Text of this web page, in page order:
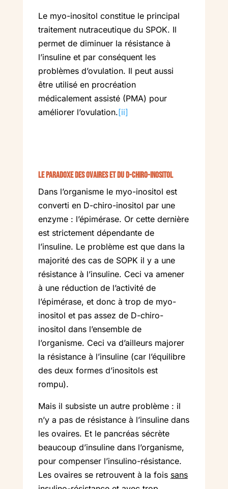
Le myo-inositol constitue le principal
traitement nutraceutique du SPOK. Il
permet de diminuer la résistance à
l’insuline et par conséquent les
problèmes d’ovulation. Il peut aussi
être utilisé en procréation
médicalement assisté (PMA) pour
améliorer l’ovulation.[ii]
Le paradoxe des ovaires et du D-chiro-inositol
Dans l’organisme le myo-inositol est
converti en D-chiro-inositol par une
enzyme : l’épimérase. Or cette dernière
est strictement dépendante de
l’insuline. Le problème est que dans la
majorité des cas de SOPK il y a une
résistance à l’insuline. Ceci va amener
à une réduction de l’activité de
l’épimérase, et donc à trop de myo-
inositol et pas assez de D-chiro-
inositol dans l’ensemble de
l’organisme. Ceci va d’ailleurs majorer
la résistance à l’insuline (car l’équilibre
des deux formes d’inositols est
rompu).
Mais il subsiste un autre problème : il
n’y a pas de résistance à l’insuline dans
les ovaires. Et le pancréas sécrète
beaucoup d’insuline dans l’organisme,
pour compenser l’insulino-résistance.
Les ovaires se retrouvent à la fois sans